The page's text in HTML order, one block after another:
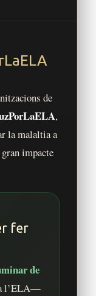
de
,
la malaltia a
impacte
fer
de
l’ELA—